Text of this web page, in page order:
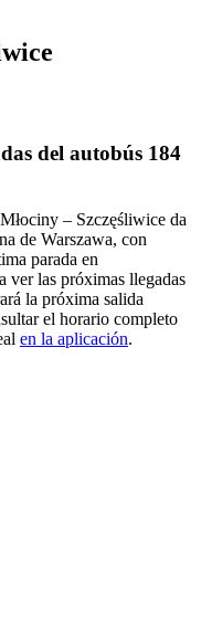
del autobús 184
– Szczęśliwice da
de Warszawa, con
parada en
ver las próximas llegadas
la próxima salida
el horario completo
en la aplicación.